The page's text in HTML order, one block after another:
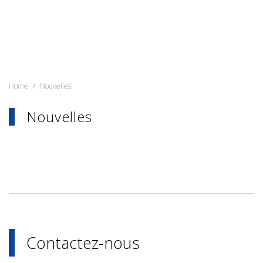
Home Nouvelles!
Nouvelles
Contactez-nous